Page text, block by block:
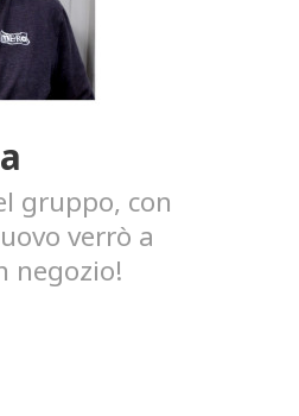
gruppo, con
verrò a
negozio!